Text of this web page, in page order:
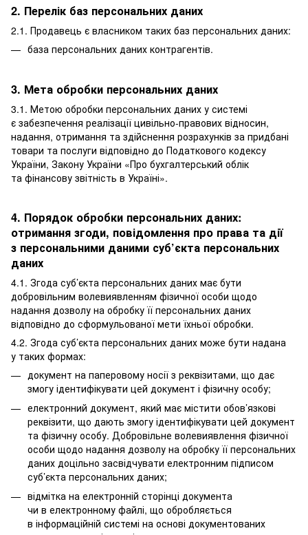
2. Перелік баз персональних даних
2.1. Продавець є власником таких баз персональних даних:
база персональних даних контрагентів.
3. Мета обробки персональних даних
3.1. Метою обробки персональних даних у системі
є забезпечення реалізації цивільно-правових відносин,
надання, отримання та здійснення розрахунків за придбані
товари та послуги відповідно до Податкового кодексу
України, Закону України «Про бухгалтерський облік
та фінансову звітність в Україні».
4. Порядок обробки персональних даних:
отримання згоди, повідомлення про права та дії
з персональними даними суб’єкта персональних
даних
4.1. Згода суб’єкта персональних даних має бути
добровільним волевиявленням фізичної особи щодо
надання дозволу на обробку її персональних даних
відповідно до сформульованої мети їхньої обробки.
4.2. Згода суб’єкта персональних даних може бути надана
у таких формах:
документ на паперовому носії з реквізитами, що дає
змогу ідентифікувати цей документ і фізичну особу;
електронний документ, який має містити обов’язкові
реквізити, що дають змогу ідентифікувати цей документ
та фізичну особу. Добровільне волевиявлення фізичної
особи щодо надання дозволу на обробку її персональних
даних доцільно засвідчувати електронним підписом
суб’єкта персональних даних;
відмітка на електронній сторінці документа
чи в електронному файлі, що обробляється
в інформаційній системі на основі документованих